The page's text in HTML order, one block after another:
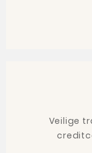
Veilige